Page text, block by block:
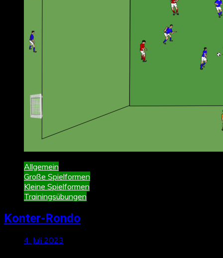
Allgemein
Große Spielformen
Kleine Spielformen
Trainingsübungen
Konter-Rondo
4. Juli 2023